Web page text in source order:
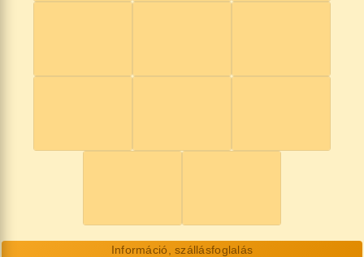
Információ, szállásfoglalás